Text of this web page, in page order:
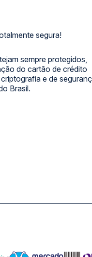
segura!
sempre protegidos,
do cartão de crédito
e de
Brasil.